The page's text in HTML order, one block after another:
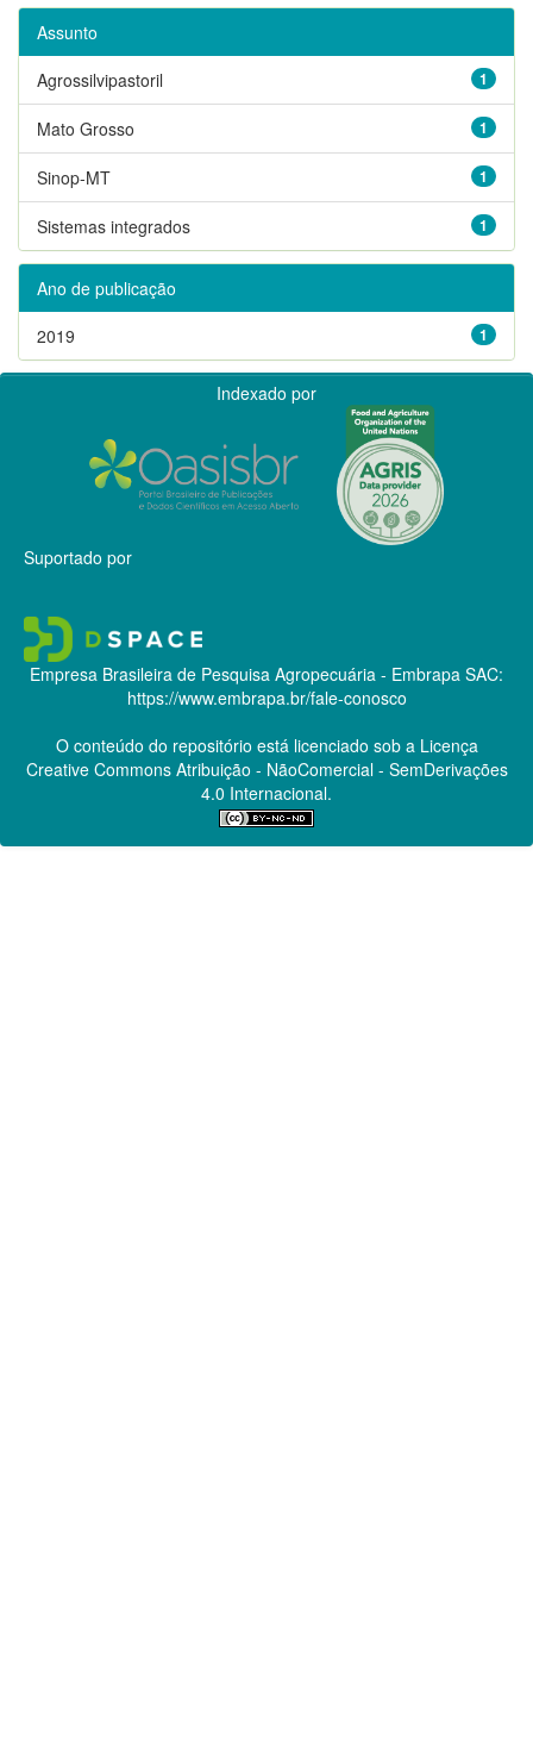
Assunto
1
Agrossilvipastoril
1
Mato Grosso
1
Sinop-MT
1
Sistemas integrados
Ano de publicação
1
2019
Indexado por
Suportado por
Empresa Brasileira de Pesquisa Agropecuária - Embrapa SAC:
https://www.embrapa.br/fale-conosco
O conteúdo do repositório está licenciado sob a Licença
Creative CommonsAtribuição - NãoComercial - SemDerivações
4.0 Internacional.